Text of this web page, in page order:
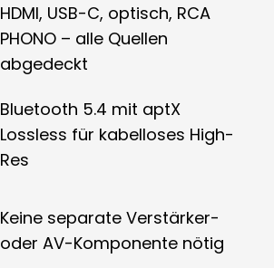
HDMI, USB-C, optisch, RCA
PHONO – alle Quellen
abgedeckt
Bluetooth 5.4 mit aptX
Lossless für kabelloses High-
Res
Keine separate Verstärker-
oder AV-Komponente nötig